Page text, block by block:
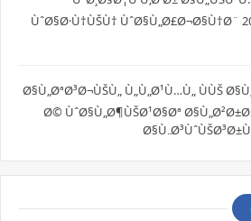
ÙˆØ§Ø·Ù†ÙŠÙ† ÙˆØ§Ù„Ø£Ø¬Ø§Ù†Ø¨
Ø§Ù„ØªØ³Ø¬ÙŠÙ„ Ù„Ù„Ø¹Ù…Ù„ ÙÙŠ
Ø© ÙˆØ§Ù„Ø¶ÙŠØ¹Ø§Øª